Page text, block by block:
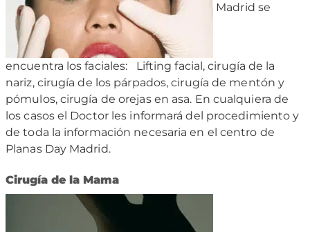
Madrid se
encuentra los faciales: Lifting facial, cirugía de la
nariz, cirugía de los párpados, cirugía de mentón y
pómulos, cirugía de orejas en asa. En cualquiera de
los casos el Doctor les informará del procedimiento y
de toda la información necesaria en el centro de
Planas Day Madrid.
Cirugía de la Mama